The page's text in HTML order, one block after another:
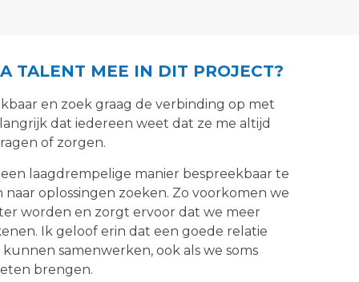
TALENT MEE IN DIT PROJECT?
en zoek graag de verbinding op met
dat iedereen weet dat ze me altijd
of zorgen.
laagdrempelige manier bespreekbaar te
oplossingen zoeken. Zo voorkomen we
worden en zorgt ervoor dat we meer
Ik geloof erin dat een goede relatie
samenwerken, ook als we soms
brengen.